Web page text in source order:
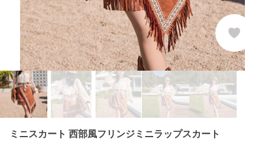
ミニスカート 西部風フリンジミニラップスカート